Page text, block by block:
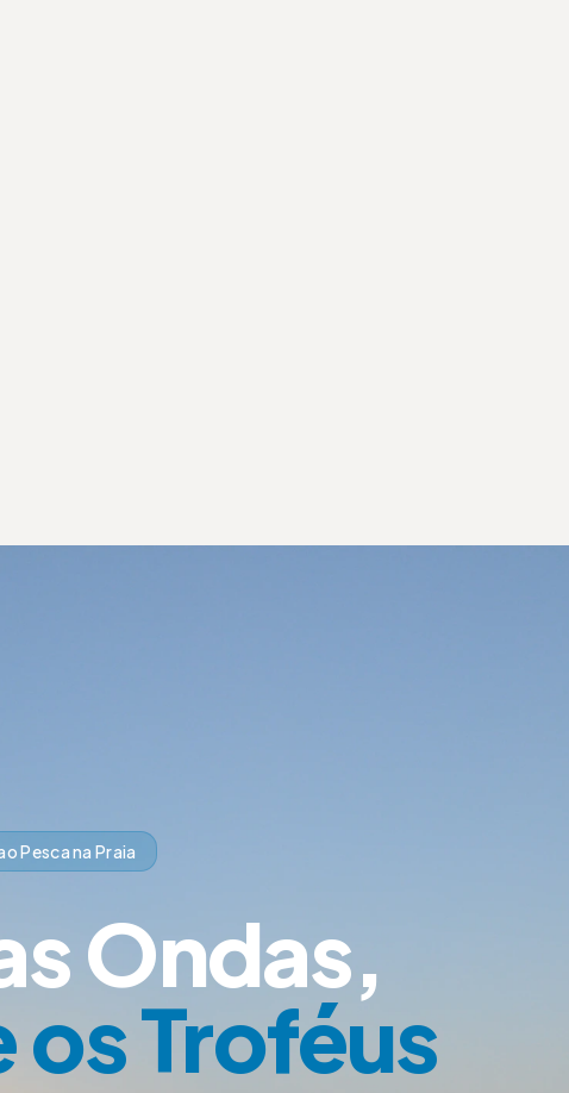
Pesca na Praia
Ondas,
Troféus